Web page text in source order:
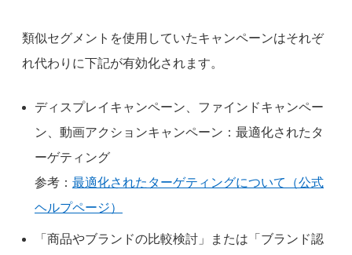
類似セグメントを使用していたキャンペーンはそれぞ
れ代わりに下記が有効化されます。
ディスプレイキャンペーン、ファインドキャンペー
ン、動画アクションキャンペーン：最適化されたタ
ーゲティング
参考： 最適化されたターゲティングについて（公式
ヘルプページ）
「商品やブランドの比較検討」または「ブランド認